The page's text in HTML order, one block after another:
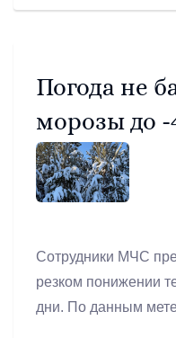
данного растения
Почему же так
Погода не
морозы до -
Сотрудники МЧС
резком понижении
дни. По данным